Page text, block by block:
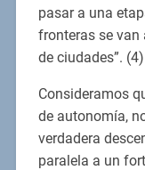
pasar a una
fronteras se van
de ciudades”. (4)
Consideramos
de autonomía,
verdadera
paralela a un